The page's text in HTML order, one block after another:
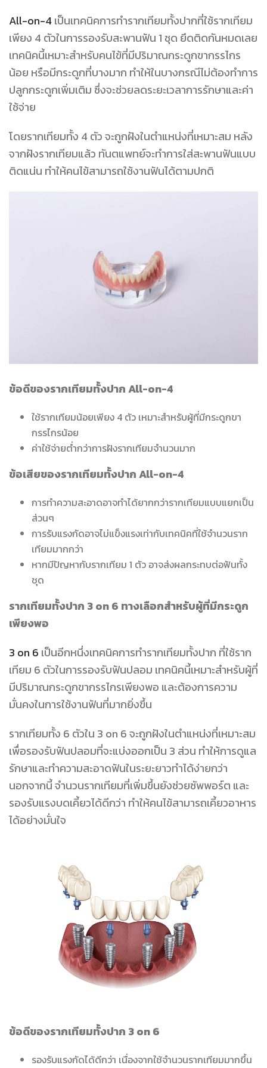
All-on-4เป็นเทคนิคการทำรากเทียมทั้งปากที่ใช้รากเทียม
เพียง 4 ตัวในการรองรับสะพานฟัน 1 ชุด ยึดติดกันหมดเลย
เทคนิคนี้เหมาะสำหรับคนไข้ที่มีปริมาณกระดูกขากรรไกร
น้อย หรือมีกระดูกที่บางมาก ทำให้ในบางกรณีไม่ต้องทำการ
ปลูกกระดูกเพิ่มเติม ซึ่งจะช่วยลดระยะเวลาการรักษาและค่า
ใช้จ่าย
โดยรากเทียมทั้ง 4 ตัว จะถูกฝังในตำแหน่งที่เหมาะสม หลัง
จากฝังรากเทียมแล้ว ทันตแพทย์จะทำการใส่สะพานฟันแบบ
ติดแน่น ทำให้คนไข้สามารถใช้งานฟันได้ตามปกติ
ข้อดีของรากเทียมทั้งปาก All-on-4
ใช้รากเทียมน้อยเพียง 4 ตัว เหมาะสำหรับผู้ที่มีกระดูกขา
กรรไกรน้อย
ค่าใช้จ่ายต่ำกว่าการฝังรากเทียมจำนวนมาก
ข้อเสียของรากเทียมทั้งปาก All-on-4
การทำความสะอาดอาจทำได้ยากกว่ารากเทียมแบบแยกเป็น
ส่วนๆ
การรับแรงกัดอาจไม่แข็งแรงเท่ากับเทคนิคที่ใช้จำนวนราก
เทียมมากกว่า
หากมีปัญหากับรากเทียม 1 ตัว อาจส่งผลกระทบต่อฟันทั้ง
ชุด
รากเทียมทั้งปาก 3 on 6 ทางเลือกสำหรับผู้ที่มีกระดูก
เพียงพอ
3 on 6 เป็นอีกหนึ่งเทคนิคการทำรากเทียมทั้งปาก ที่ใช้ราก
เทียม 6 ตัวในการรองรับฟันปลอม เทคนิคนี้เหมาะสำหรับผู้ที่
มีปริมาณกระดูกขากรรไกรเพียงพอ และต้องการความ
มั่นคงในการใช้งานฟันที่มากยิ่งขึ้น
รากเทียมทั้ง 6 ตัวใน 3 on 6 จะถูกฝังในตำแหน่งที่เหมาะสม
เพื่อรองรับฟันปลอมที่จะแบ่งออกเป็น 3 ส่วน ทำให้การดูแล
รักษาและทำความสะอาดฟันในระยะยาวทำได้ง่ายกว่า
นอกจากนี้ จำนวนรากเทียมที่เพิ่มขึ้นยังช่วยซัพพอร์ต และ
รองรับแรงบดเคี้ยวได้ดีกว่า ทำให้คนไข้สามารถเคี้ยวอาหาร
ได้อย่างมั่นใจ
ข้อดีของรากเทียมทั้งปาก 3 on 6
รองรับแรงกัดได้ดีกว่า เนื่องจากใช้จำนวนรากเทียมมากขึ้น